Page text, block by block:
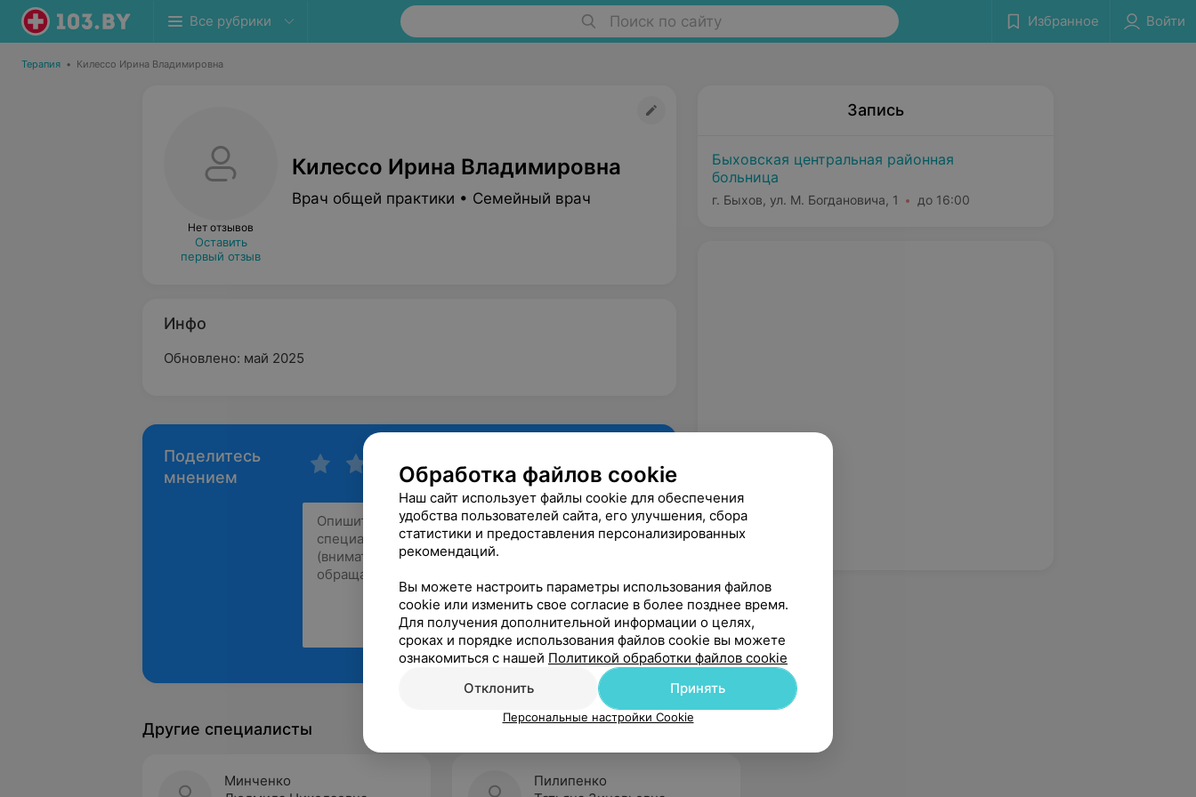
Все рубрики Поиск по сайту Избранное Войти
Терапия • Килессо Ирина Владимировна
Нет отзывов
Оставить
первый отзыв
Килессо Ирина Владимировна
Врач общей практики • Семейный врач
Инфо
Обновлено: май 2025
Поделитесь
мнением
Рекомендую
Запись
Быховская центральная районная
больница
г. Быхов, ул. М. Богдановича, 1 до 16:00
Другие специалисты
Минченко
Пилипенко
Обработка файлов cookie
Наш сайт использует файлы cookie для обеспечения
удобства пользователей сайта, его улучшения, сбора
статистики и предоставления персонализированных
рекомендаций.
Вы можете настроить параметры использования файлов
cookie или изменить свое согласие в более позднее время.
Для получения дополнительной информации о целях,
сроках и порядке использования файлов cookie вы можете
ознакомиться с нашей Политикой обработки файлов cookie
Отклонить
Принять
Персональные настройки Cookie